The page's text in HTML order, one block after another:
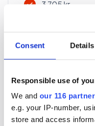
Consent Details
Responsible use of
We and our 116
e.g. your IP-number,
store and access
3 705 kr
*Moms (6 %) ingår i